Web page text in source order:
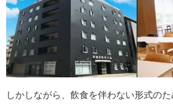
しかしながら、飲食を伴わない形式の